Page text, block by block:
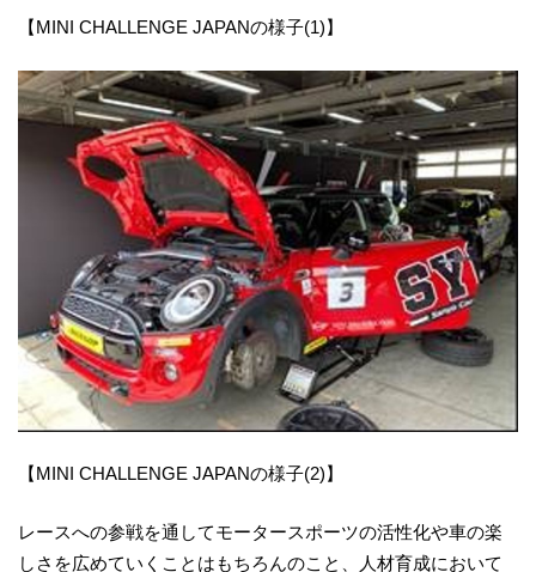
【MINI CHALLENGE JAPANの様子(1)】
【MINI CHALLENGE JAPANの様子(2)】
レースへの参戦を通してモータースポーツの活性化や車の楽
しさを広めていくことはもちろんのこと、人材育成において